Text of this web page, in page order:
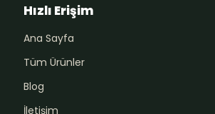
Hızlı Erişim
Ana Sayfa
Tüm Ürünler
Blog
İletişim